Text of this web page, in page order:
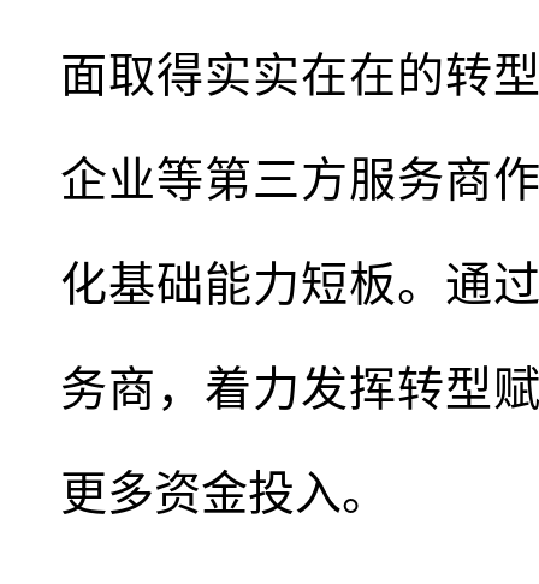
面取得实实在在的转
企业等第三方服务商
化基础能力短板。通
务商，着力发挥转型
更多资金投入。